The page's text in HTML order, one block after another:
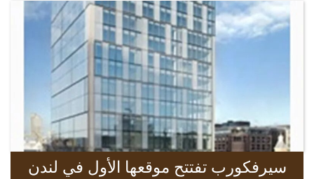
سيرفكورب تفتتح موقعها الأول في لندن